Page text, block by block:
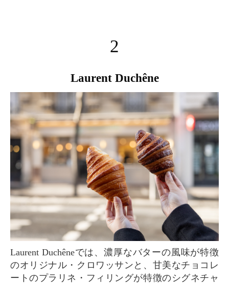
2
Laurent Duchêne
Laurent Duchêneでは、濃厚なバターの風味が特徴
のオリジナル・クロワッサンと、甘美なチョコレ
ートのプラリネ・フィリングが特徴のシグネチャ